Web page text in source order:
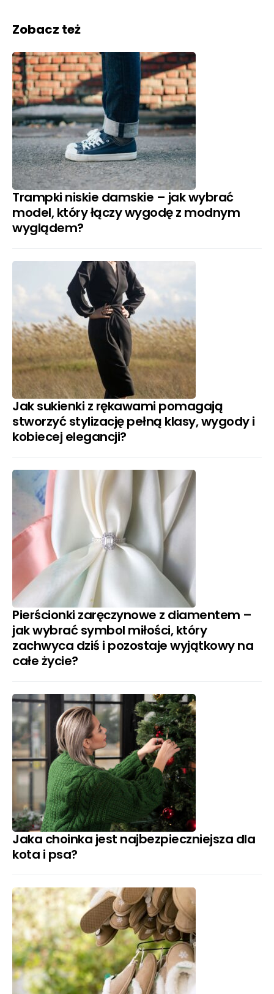
Zobacz też
Trampki niskie damskie – jak wybrać
model, który łączy wygodę z modnym
wyglądem?
Jak sukienki z rękawami pomagają
stworzyć stylizację pełną klasy, wygody i
kobiecej elegancji?
Pierścionki zaręczynowe z diamentem –
jak wybrać symbol miłości, który
zachwyca dziś i pozostaje wyjątkowy na
całe życie?
Jaka choinka jest najbezpieczniejsza dla
kota i psa?